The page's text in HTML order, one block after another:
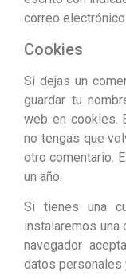
correo electrónico
Cookies
Si dejas un
guardar tu
web en cookies.
no tengas que
otro comentario.
un año.
Si tienes una
instalaremos una
navegador
datos personales